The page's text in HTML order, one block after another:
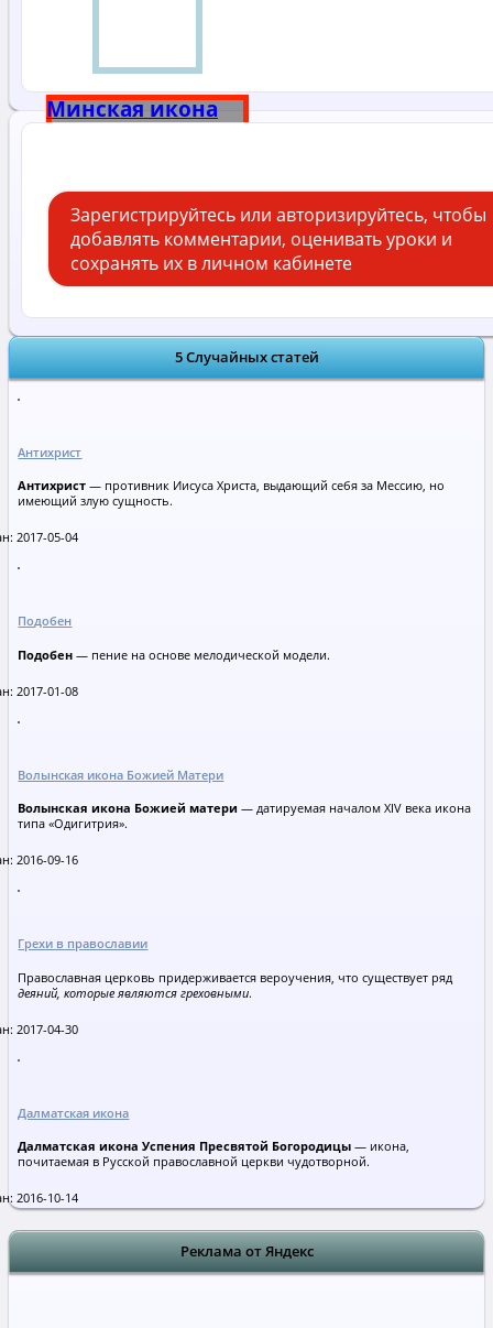
Минская икона
Зарегистрируйтесь или авторизируйтесь, чтобы
добавлять комментарии, оценивать уроки и
сохранять их в личном кабинете
5 Случайных статей
Антихрист
Антихрист — противник Иисуса Христа, выдающий себя за Мессию, но
имеющий злую сущность.
2017-05-04
Подобен
Подобен — пение на основе мелодической модели.
2017-01-08
Волынская икона Божией Матери
Волынская икона Божией матери — датируемая началом XIV века икона
типа «Одигитрия».
2016-09-16
Грехи в православии
Православная церковь придерживается вероучения, что существует ряд
деяний, которые являются греховными.
2017-04-30
Далматская икона
Далматская икона Успения Пресвятой Богородицы — икона,
почитаемая в Русской православной церкви чудотворной.
2016-10-14
Реклама от Яндекс